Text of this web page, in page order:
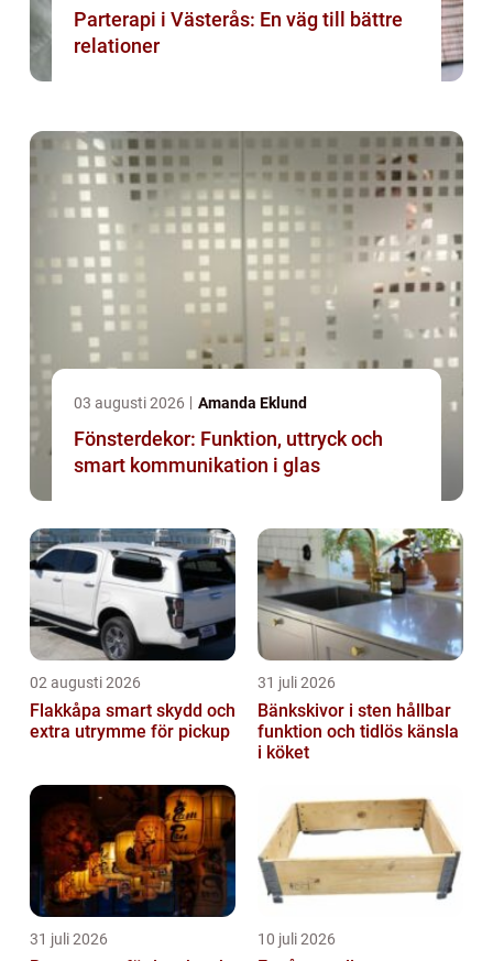
Parterapi i Västerås: En väg till bättre
relationer
03 augusti 2026 Amanda Eklund
Fönsterdekor: Funktion, uttryck och
smart kommunikation i glas
02 augusti 2026
Flakkåpa smart skydd och
extra utrymme för pickup
31 juli 2026
Bänkskivor i sten hållbar
funktion och tidlös känsla
i köket
31 juli 2026 10 juli 2026